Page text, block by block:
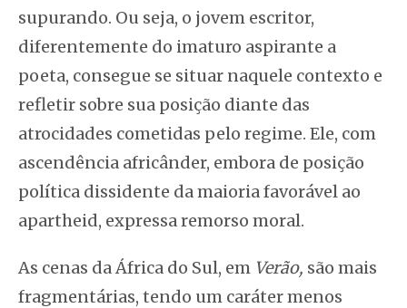
supurando. Ou seja, o jovem escritor,
diferentemente do imaturo aspirante a
poeta, consegue se situar naquele contexto e
refletir sobre sua posição diante das
atrocidades cometidas pelo regime. Ele, com
ascendência africânder, embora de posição
política dissidente da maioria favorável ao
apartheid, expressa remorso moral.
As cenas da África do Sul, em Verão, são mais
fragmentárias, tendo um caráter menos